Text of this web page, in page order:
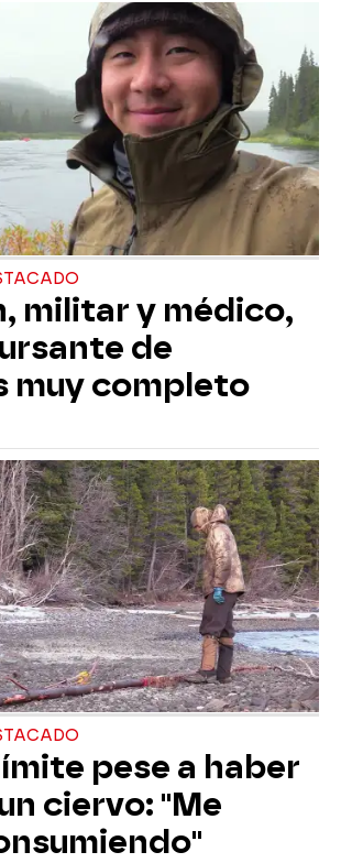
militar y médico,
de
muy completo
pese a haber
ciervo: "Me